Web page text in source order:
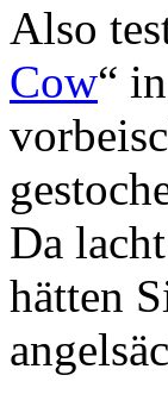
Also
Cow“
Da
hätten